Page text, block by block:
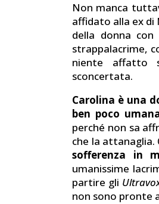
Non manca
affidato alla ex di
della donna
strappalacrime,
niente affatto
sconcertata.
Carolina è una
ben poco
perché non sa
che la attanaglia.
sofferenza in
umanissime
partire gli
non sono pronte